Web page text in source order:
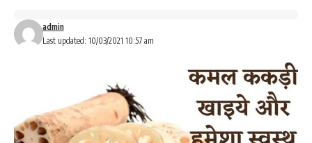
Last updated: 10/03/2021 10:57 am
admin